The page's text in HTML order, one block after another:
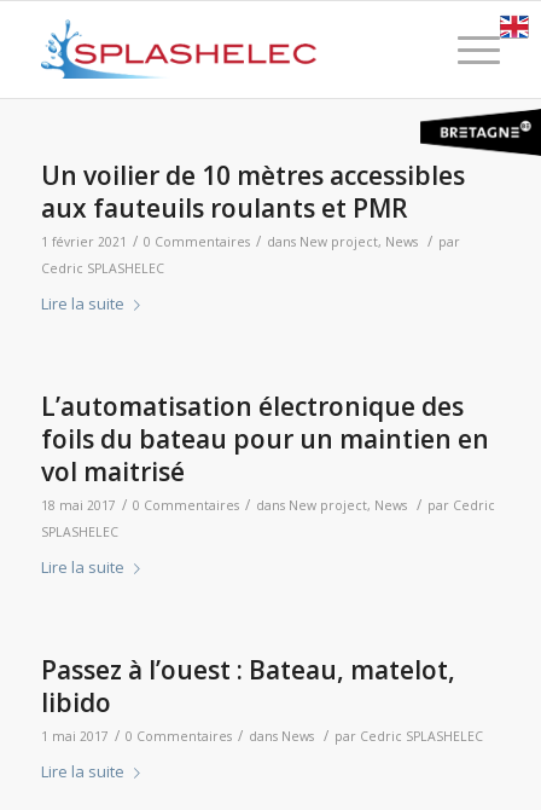
Un voilier de 10 mètres accessibles
aux fauteuils roulants et PMR
1 février 2021 / 0 Commentaires / dans New project, News / par
Cedric SPLASHELEC
Lire la suite
L’automatisation électronique des
foils du bateau pour un maintien en
vol maitrisé
18 mai 2017 / 0 Commentaires / dans New project, News / par Cedric
SPLASHELEC
Lire la suite
Passez à l’ouest : Bateau, matelot,
libido
1 mai 2017 / 0 Commentaires / dans News / par Cedric SPLASHELEC
Lire la suite